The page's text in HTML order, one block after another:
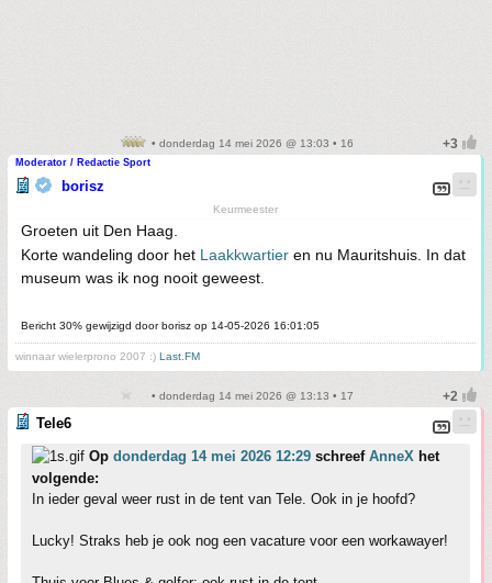
• donderdag 14 mei 2026 @ 13:03 • 16
Moderator / Redactie Sport
borisz
Keurmeester
Groeten uit Den Haag.
Korte wandeling door het Laakkwartier en nu Mauritshuis. In dat
museum was ik nog nooit geweest.
Bericht 30% gewijzigd door borisz op 14-05-2026 16:01:05
winnaar wielerprono 2007 :) Last.FM
• donderdag 14 mei 2026 @ 13:13 • 17
Tele6
Op donderdag 14 mei 2026 12:29 schreef AnneX het
volgende:
In ieder geval weer rust in de tent van Tele. Ook in je hoofd?
Lucky! Straks heb je ook nog een vacature voor een workawayer!